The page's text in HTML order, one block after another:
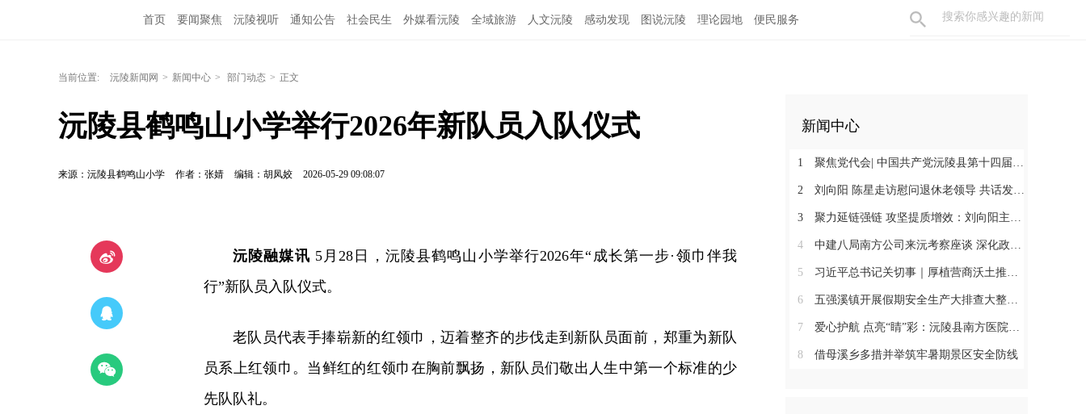
首页 要闻聚焦 沅陵视听 通知公告 社会民生 外媒看沅陵 全域旅游 人文沅陵 感动发现 图说沅陵 理论园地 便民服务
当前位置: 沅陵新闻网 > 新闻中心 > 部门动态 > 正文
沅陵县鹤鸣山小学举行2026年新队员入队仪式
来源：沅陵县鹤鸣山小学 作者：张婧 编辑：胡凤姣 2026-05-29 09:08:07
沅陵融媒讯 5月28日，沅陵县鹤鸣山小学举行2026年“成长第一步·领巾伴我
行”新队员入队仪式。
老队员代表手捧崭新的红领巾，迈着整齐的步伐走到新队员面前，郑重为新队
员系上红领巾。当鲜红的红领巾在胸前飘扬，新队员们敬出人生中第一个标准的少
先队队礼。
新闻中心
1 聚焦党代会| 中国共产党沅陵县第十四届委员会第一次全体会议召开 刘向阳当选为县委书记
2 刘向阳 陈星走访慰问退休老领导 共话发展凝聚奋进合力
3 聚力延链强链 攻坚提质增效：刘向阳主持召开新金属产业链工作调度会
4 中建八局南方公司来沅考察座谈 深化政企合作 提速张沅高速项目建设
5 习近平总书记关切事｜厚植营商沃土推动东北全面振兴
6 五强溪镇开展假期安全生产大排查大整治暨消防安全攻坚行动
7 爱心护航 点亮“睛”彩：沅陵县南方医院到深溪口隆兴村开展公益活动
8 借母溪乡多措并举筑牢暑期景区安全防线